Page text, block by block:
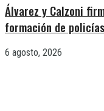
Álvarez y Calzoni
formación de
6 agosto, 2026